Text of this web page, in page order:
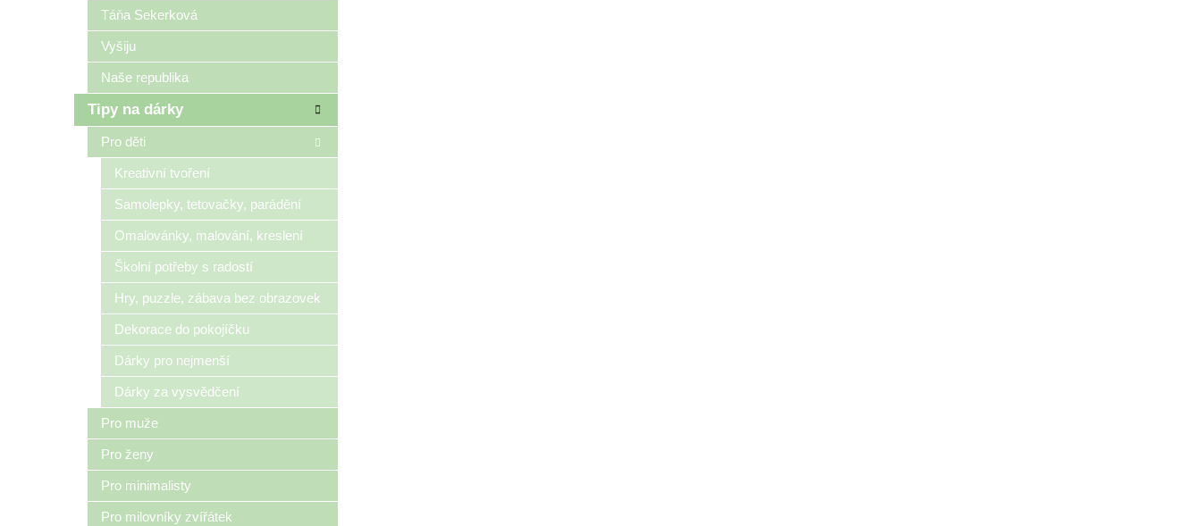
Táňa Sekerková
Vyšiju
Naše republika
Tipy na dárky
Pro děti
Kreativní tvoření
Samolepky, tetovačky, parádění
Omalovánky, malování, kreslení
Školní potřeby s radostí
Hry, puzzle, zábava bez obrazovek
Dekorace do pokojíčku
Dárky pro nejmenší
Dárky za vysvědčení
Pro muže
Pro ženy
Pro minimalisty
Pro milovníky zvířátek